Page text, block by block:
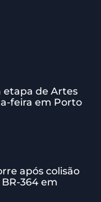
etapa de Artes
feira em Porto
após colisão
364 em